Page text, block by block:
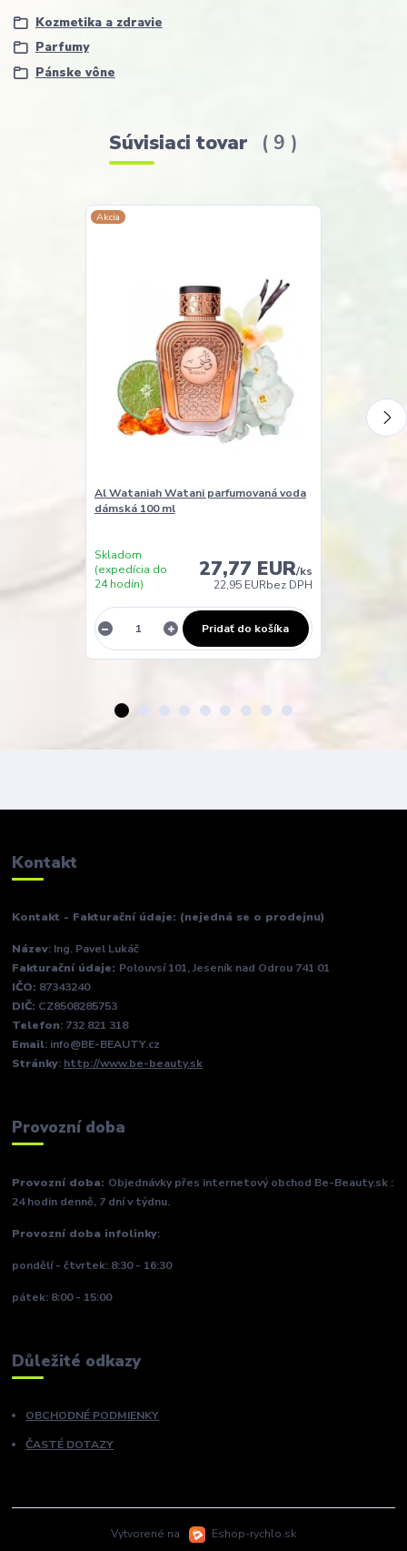
Kozmetika a zdravie
Parfumy
Pánske vône
Súvisiaci tovar 9
Akcia
Al Wataniah Watani parfumovaná voda
dámská 100 ml
27,77 EUR/ks
22,95 EURbez DPH
Skladom
(expedícia do
24 hodín)
Pridať do košíka
Kontakt
Kontakt - Fakturační údaje: (nejedná se o prodejnu)
Název: Ing. Pavel Lukáč
Fakturační údaje: Polouvsí 101, Jeseník nad Odrou 741 01
IČO: 87343240
DIČ: CZ8508285753
Telefon: 732 821 318
Email: info@BE-BEAUTY.cz
Stránky: http://www.be-beauty.sk
Provozní doba
Provozní doba: Objednávky přes internetový obchod Be-Beauty.sk :
24 hodin denně, 7 dní v týdnu.
Provozní doba infolinky:
pondělí - čtvrtek: 8:30 - 16:30
pátek: 8:00 - 15:00
Důležité odkazy
OBCHODNÉ PODMIENKY
ČASTÉ DOTAZY
Vytvorené na Eshop-rychlo.sk